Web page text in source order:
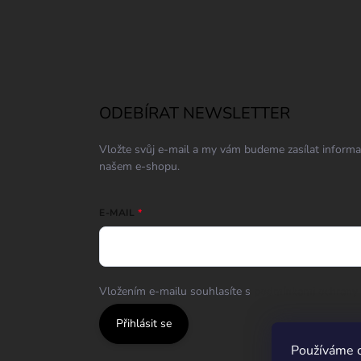
Používáme
ODEBÍRAT NEWSLETTER
Vložte svůj e-mail a my vám budeme zasílat
našem e-shopu.
E-MAIL
Vložením e-mailu souhlasíte s
Přihlásit se